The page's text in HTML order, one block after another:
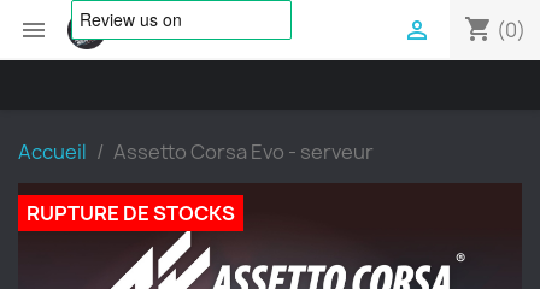
 shopping_cart (0)

Accueil Assetto Corsa Evo - serveur
RUPTURE DE STOCKS